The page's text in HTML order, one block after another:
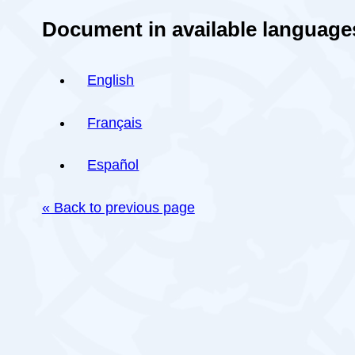
Document in available
English
Français
Español
« Back to previous page